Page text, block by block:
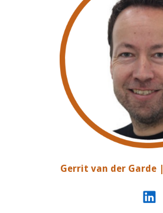
Gerrit van der Garde |